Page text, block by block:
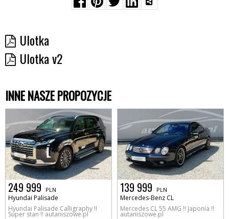
Ulotka
Ulotka v2
INNE NASZE PROPOZYCJE
249 999 PLN
Hyundai Palisade
Hyundai Palisade Calligraphy !!
Super stan !! autaniszowe.pl
139 999 PLN
Mercedes-Benz CL
Mercedes CL 55 AMG !! Japonia !!
autaniszowe.pl